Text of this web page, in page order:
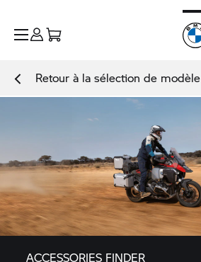
Retour à la sélection de modèle
ACCESSORIES FINDER